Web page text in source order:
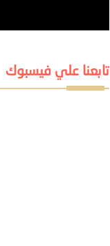
تابعنا علي فيسبوك